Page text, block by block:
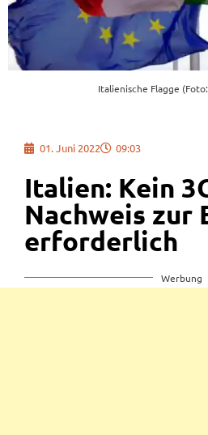
Italienische Flagge
01. Juni 2022 09:03
Italien: Kein
Nachweis zur
erforderlich
Werbung